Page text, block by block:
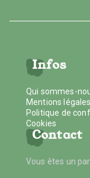
Infos
Qui sommes-
Mentions légales
Politique de
Cookies
Contact
Vous êtes un